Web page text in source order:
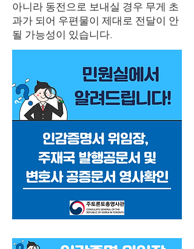
아니라 동전으로 보내실 경우 무게 초
과가 되어 우편물이 제대로 전달이 안
될 가능성이 있습니다. ​